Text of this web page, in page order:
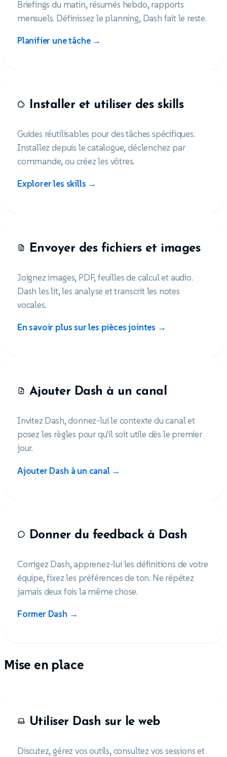
Briefings du matin, résumés hebdo, rapports
mensuels. Définissez le planning, Dash fait le reste.
Planifier une tâche →
Installer et utiliser des skills
Guides réutilisables pour des tâches spécifiques.
Installez depuis le catalogue, déclenchez par
commande, ou créez les vôtres.
Explorer les skills →
Envoyer des fichiers et images
Joignez images, PDF, feuilles de calcul et audio.
Dash les lit, les analyse et transcrit les notes
vocales.
En savoir plus sur les pièces jointes →
Ajouter Dash à un canal
Invitez Dash, donnez-lui le contexte du canal et
posez les règles pour qu'il soit utile dès le premier
jour.
Ajouter Dash à un canal →
Donner du feedback à Dash
Corrigez Dash, apprenez-lui les définitions de votre
équipe, fixez les préférences de ton. Ne répétez
jamais deux fois la même chose.
Former Dash →
Mise en place
Utiliser Dash sur le web
Discutez, gérez vos outils, consultez vos sessions et